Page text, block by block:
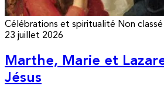
Célébrations et spiritualité Non classé
23 juillet 2026
Marthe, Marie et
Jésus